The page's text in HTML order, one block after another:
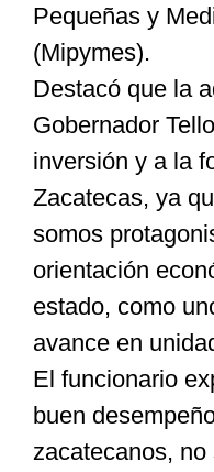
Pequeñas y
(Mipymes).
Destacó que la
Gobernador
inversión y a la
Zacatecas, ya
somos
orientación
estado, como
avance en
El funcionario
buen
zacatecanos,